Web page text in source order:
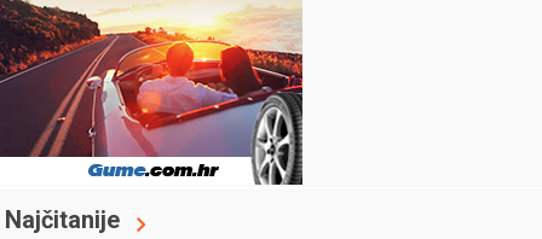
Najčitanije